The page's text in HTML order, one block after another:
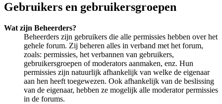
Gebruikers en gebruikersgroepen
Wat zijn Beheerders?
Beheerders zijn gebruikers die alle permissies hebben over het
gehele forum. Zij beheren alles in verband met het forum,
zoals: permissies, het verbannen van gebruikers,
gebruikersgroepen of moderators aanmaken, enz. Hun
permissies zijn natuurlijk afhankelijk van welke de eigenaar
aan hen heeft toegewezen. Ook afhankelijk van de beslissing
van de eigenaar, hebben ze mogelijk alle moderator permissies
in de forums.